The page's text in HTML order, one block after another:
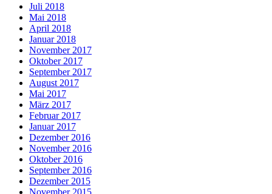
Juli 2018
Mai 2018
April 2018
Januar 2018
November 2017
Oktober 2017
September 2017
August 2017
Mai 2017
März 2017
Februar 2017
Januar 2017
Dezember 2016
November 2016
Oktober 2016
September 2016
Dezember 2015
November 2015